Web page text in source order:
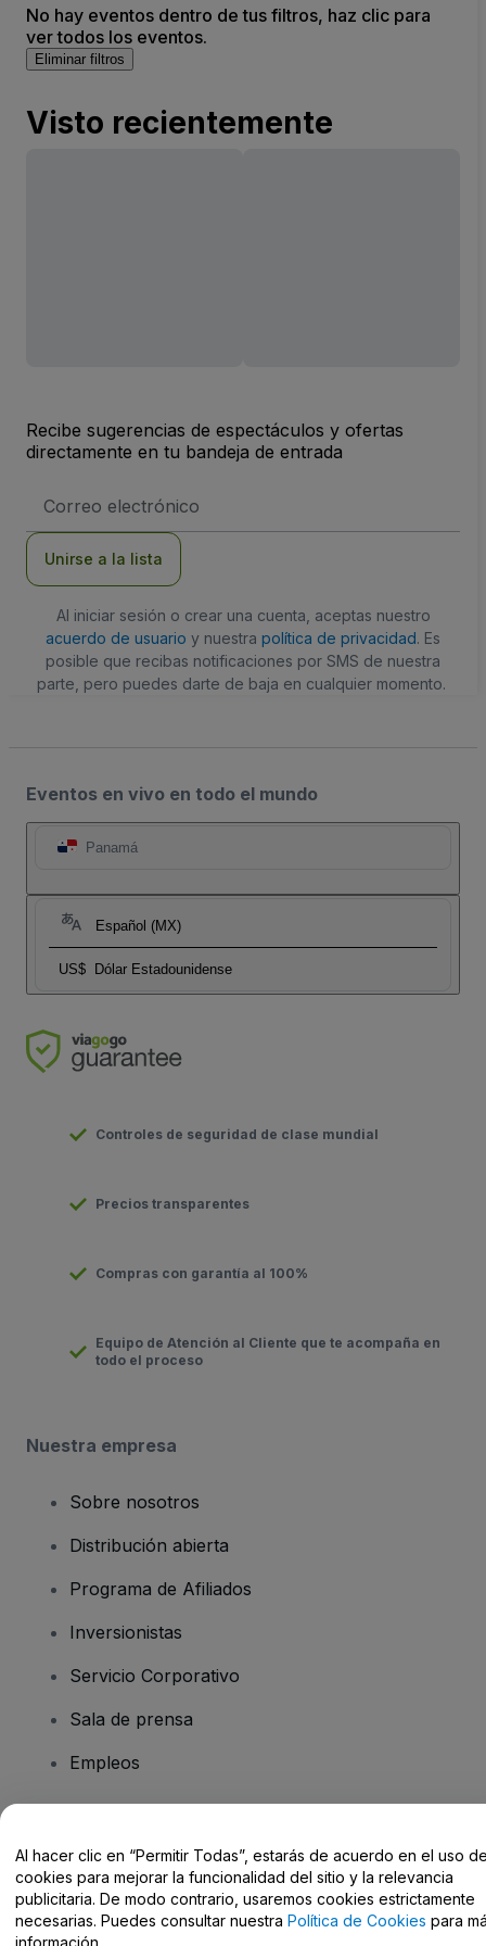
No hay eventos dentro de tus filtros, haz clic para
ver todos los eventos.
Eliminar filtros
Visto recientemente
Recibe sugerencias de espectáculos y ofertas
directamente en tu bandeja de entrada
de
Unirse a la lista
Al iniciar sesión o crear una cuenta, aceptas nuestro
acuerdo de usuario y nuestra política de privacidad. Es
posible que recibas notificaciones por SMS de nuestra
parte, pero puedes darte de baja en cualquier momento.
Eventos en vivo en todo el mundo
Panamá
Español (MX)
US$ Dólar Estadounidense
Controles de seguridad de clase mundial
Precios transparentes
Compras con garantía al 100%
Equipo de Atención al Cliente que te acompaña en
todo el proceso
Nuestra empresa
Sobre nosotros
Distribución abierta
Programa de Afiliados
Inversionistas
Servicio Corporativo
Sala de prensa
Empleos
Centro de Ayuda / Contacto
Al hacer clic en “Permitir Todas”, estarás de acuerdo en el uso
cookies para mejorar la funcionalidad del sitio y la relevancia
publicitaria. De modo contrario, usaremos cookies estrictamente
necesarias. Puedes consultar nuestra Política de Cookies para
información.